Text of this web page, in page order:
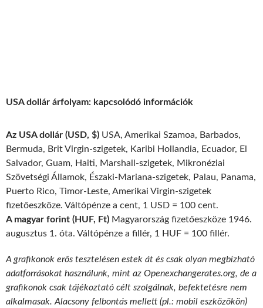
USA dollár árfolyam: kapcsolódó információk
Az USA dollár (USD, $) USA, Amerikai Szamoa, Barbados,
Bermuda, Brit Virgin-szigetek, Karibi Hollandia, Ecuador, El
Salvador, Guam, Haiti, Marshall-szigetek, Mikronéziai
Szövetségi Államok, Északi-Mariana-szigetek, Palau, Panama,
Puerto Rico, Timor-Leste, Amerikai Virgin-szigetek
fizetőeszköze. Váltópénze a cent, 1 USD = 100 cent.
A magyar forint (HUF, Ft) Magyarország fizetőeszköze 1946.
augusztus 1. óta. Váltópénze a fillér, 1 HUF = 100 fillér.
A grafikonok erős tesztelésen estek át és csak olyan megbízható
adatforrásokat használunk, mint az Openexchangerates.org, de a
grafikonok csak tájékoztató célt szolgálnak, befektetésre nem
alkalmasak. Alacsony felbontás mellett (pl.: mobil eszközökön)